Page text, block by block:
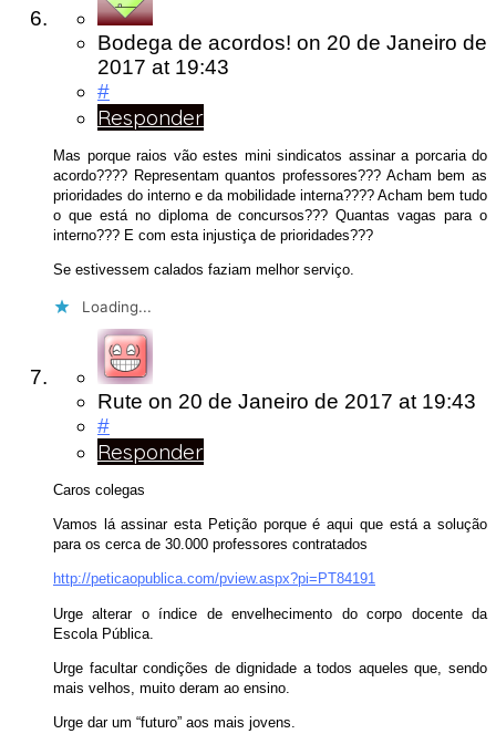
Bodega de acordos! on 20 de Janeiro de
2017 at 19:43
#
Responder
Mas porque raios vão estes mini sindicatos assinar a porcaria do
acordo???? Representam quantos professores??? Acham bem as
prioridades do interno e da mobilidade interna???? Acham bem tudo
o que está no diploma de concursos??? Quantas vagas para o
interno??? E com esta injustiça de prioridades???
Se estivessem calados faziam melhor serviço.
Loading...
Rute on 20 de Janeiro de 2017 at 19:43
#
Responder
Caros colegas
Vamos lá assinar esta Petição porque é aqui que está a solução
para os cerca de 30.000 professores contratados
http://peticaopublica.com/pview.aspx?pi=PT84191
Urge alterar o índice de envelhecimento do corpo docente da
Escola Pública.
Urge facultar condições de dignidade a todos aqueles que, sendo
mais velhos, muito deram ao ensino.
Urge dar um “futuro” aos mais jovens.